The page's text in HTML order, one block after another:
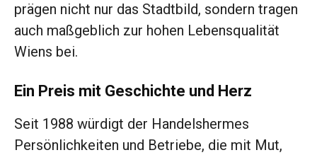
prägen nicht nur das Stadtbild, sondern tragen
auch maßgeblich zur hohen Lebensqualität
Wiens bei.
Ein Preis mit Geschichte und Herz
Seit 1988 würdigt der Handelshermes
Persönlichkeiten und Betriebe, die mit Mut,